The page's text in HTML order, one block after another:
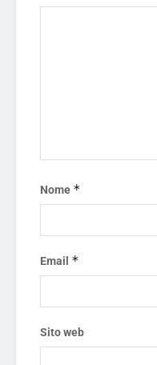
Nome *
Email *
Sito web